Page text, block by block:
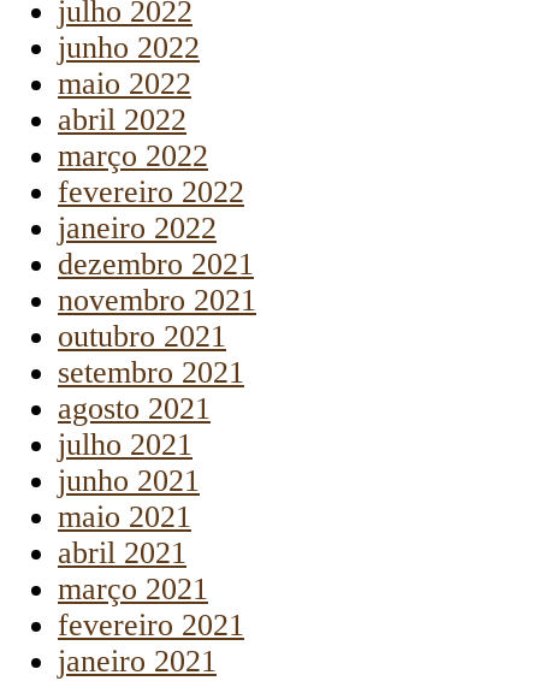
julho 2022
junho 2022
maio 2022
abril 2022
março 2022
fevereiro 2022
janeiro 2022
dezembro 2021
novembro 2021
outubro 2021
setembro 2021
agosto 2021
julho 2021
junho 2021
maio 2021
abril 2021
março 2021
fevereiro 2021
janeiro 2021